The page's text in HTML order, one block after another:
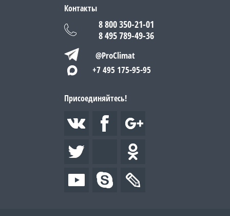
Контакты
8 800 350-21-01
8 495 789-49-36
@ProClimat
+7 495 175-95-95
Присоединяйтесь!